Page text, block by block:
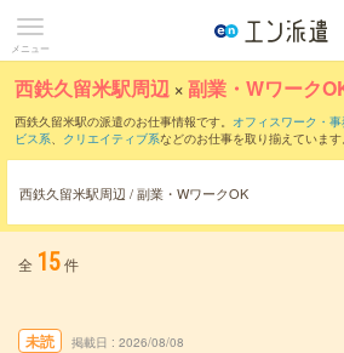
メニュー
西鉄久留米駅周辺 ×副業・Wワーク
西鉄久留米駅の派遣のお仕事情報です。 オフィスワーク・
ビス系、 クリエイティブ系などのお仕事を取り揃えていま
西鉄久留米駅周辺 / 副業・WワークOK
全 15件
未読 掲載日 2026/08/08